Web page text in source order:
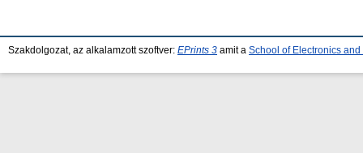
Szakdolgozat, az alkalamzott szoftver: EPrints 3 amit a School of Electronics